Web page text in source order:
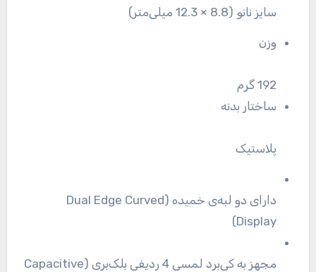
سایز نانو (8.8 × 12.3 میلی‌متر)
وزن
192 گرم
ساختار بدنه
پلاستیک
دارای دو لبه‌ی خمیده (Dual Edge Curved
Display)
مجهز به کی‌برد لمسی 4 ردیفی بلک‌بری (Capacitive